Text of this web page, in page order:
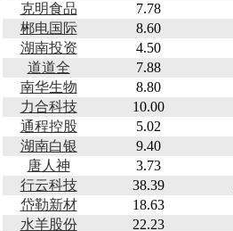
克明食品
7.78
郴电国际
8.60
湖南投资
4.50
道道全
7.88
南华生物
8.80
力合科技
10.00
通程控股
5.02
湖南白银
9.40
唐人神
3.73
行云科技
38.39
岱勒新材
18.63
水羊股份
22.23